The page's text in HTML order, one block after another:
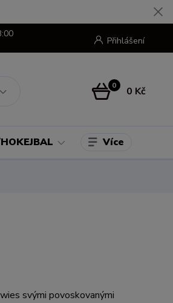
Přihlášení
0 0 Kč
Více
svými povoskovanými